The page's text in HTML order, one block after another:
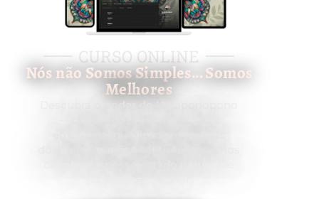
CURSO ONLINE
Nós não Somos Simples... Somos
Melhores
Descubra o poder do Ho’oponopono